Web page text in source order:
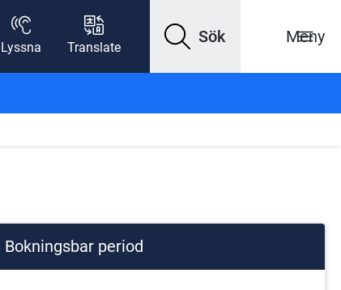
Lyssna Translate
Sök Meny
Bokningsbar period